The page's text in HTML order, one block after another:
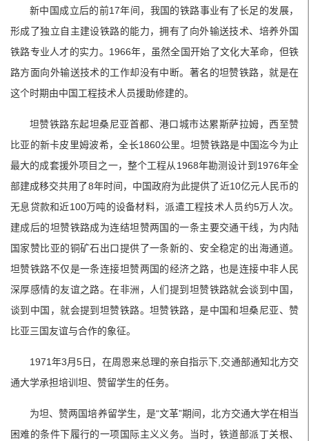
新中国成立后的前17年间，我国的铁路事业有了长足的发展，
形成了独立自主建设铁路的能力，拥有了向外输送技术、培养外国
铁路专业人才的实力。1966年，虽然全国开始了文化大革命，但铁
路方面向外输送技术的工作却没有中断。著名的坦赞铁路，就是在
这个时期由中国工程技术人员援助修建的。
坦赞铁路东起坦桑尼亚首都、港口城市达累斯萨拉姆，西至赞
比亚的新卡皮里姆波希，全长1860公里。坦赞铁路是中国迄今为止
最大的成套援外项目之一，整个工程从1968年勘测设计到1976年全
部建成移交共用了8年时间，中国政府为此提供了近10亿元人民币的
无息贷款和近100万吨的设备材料，派遣工程技术人员约5万人次。
建成后的坦赞铁路成为连结坦赞两国的一条主要交通干线，为内陆
国家赞比亚的铜矿石出口提供了一条新的、安全稳定的出海通道。
坦赞铁路不仅是一条连接坦赞两国的经济之路，也是连接中非人民
深厚感情的友谊之路。在非洲，人们提到坦赞铁路就会谈到中国，
谈到中国，就会提到坦赞铁路。坦赞铁路，是中国和坦桑尼亚、赞
比亚三国友谊与合作的象征。
1971年3月5日，在周恩来总理的亲自指示下,交通部通知北方交
通大学承担培训坦、赞留学生的任务。
为坦、赞两国培养留学生，是“文革”期间，北方交通大学在相当
困难的条件下履行的一项国际主义义务。当时，铁道部派丁关根、